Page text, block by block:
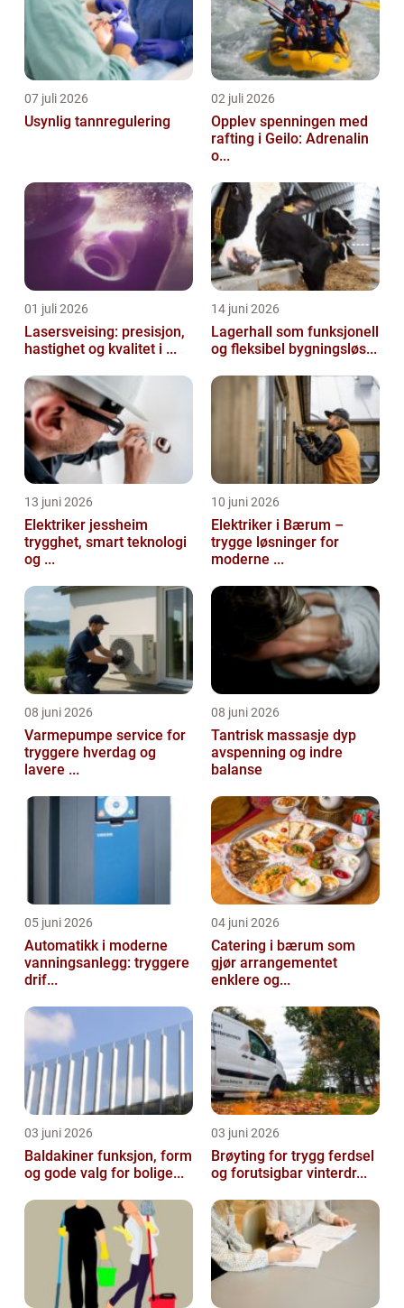
07 juli 2026
Usynlig tannregulering
02 juli 2026
Opplev spenningen med
rafting i Geilo: Adrenalin
o...
01 juli 2026
Lasersveising: presisjon,
hastighet og kvalitet i ...
14 juni 2026
Lagerhall som funksjonell
og fleksibel bygningsløs...
13 juni 2026
Elektriker jessheim
trygghet, smart teknologi
og ...
10 juni 2026
Elektriker i Bærum –
trygge løsninger for
moderne ...
08 juni 2026
Varmepumpe service for
tryggere hverdag og
lavere ...
08 juni 2026
Tantrisk massasje dyp
avspenning og indre
balanse
05 juni 2026
Automatikk i moderne
vanningsanlegg: tryggere
drif...
04 juni 2026
Catering i bærum som
gjør arrangementet
enklere og...
03 juni 2026
Baldakiner funksjon, form
og gode valg for bolige...
03 juni 2026
Brøyting for trygg ferdsel
og forutsigbar vinterdr...